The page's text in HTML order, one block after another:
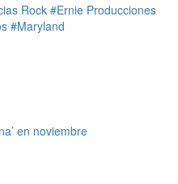
Rock #Ernie Producciones
#Maryland
en noviembre